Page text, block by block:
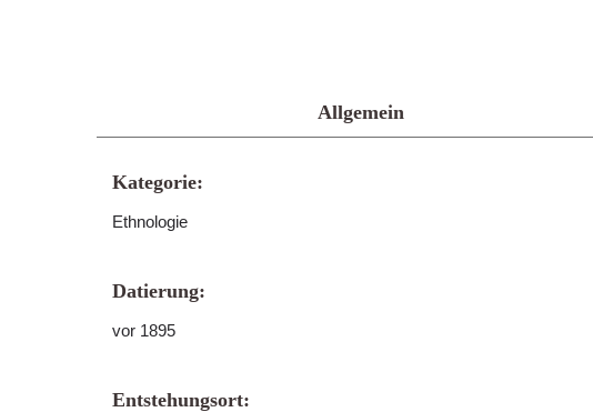
Allgemein
Kategorie:
Ethnologie
Datierung:
vor 1895
Entstehungsort: